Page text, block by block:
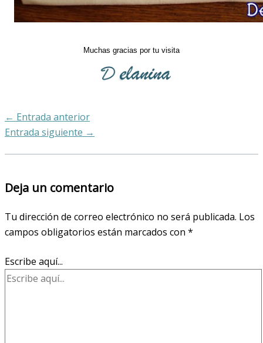
Muchas gracias por tu visita
← Entrada anterior
Entrada siguiente →
Deja un comentario
Tu dirección de correo electrónico no será publicada. Los
campos obligatorios están marcados con *
Escribe aquí...